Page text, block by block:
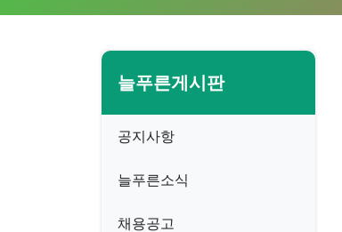
늘푸른게시판
공지사항
늘푸른소식
채용공고